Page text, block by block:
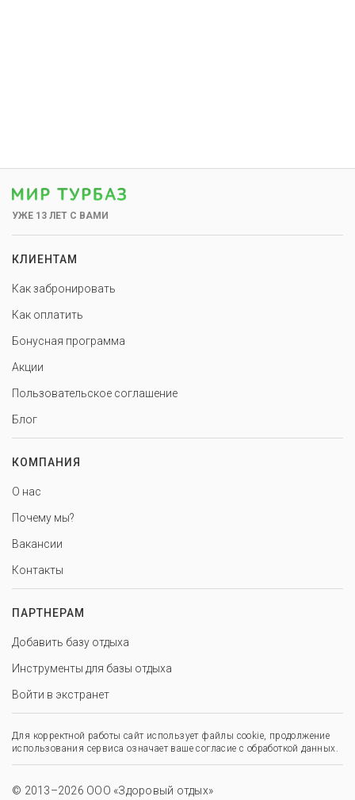
УЖЕ 13 ЛЕТ С ВАМИ
КЛИЕНТАМ
Как забронировать
Как оплатить
Бонусная программа
Акции
Пользовательское соглашение
Блог
КОМПАНИЯ
О нас
Почему мы?
Вакансии
Контакты
ПАРТНЕРАМ
Добавить базу отдыха
Инструменты для базы отдыха
Войти в экстранет
Для корректной работы сайт использует файлы cookie, продолжение
использования сервиса означает ваше согласие с обработкой данных.
© 2013–2026 ООО «Здоровый отдых»